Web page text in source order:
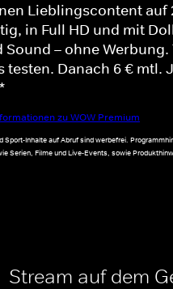
Lieblingscontent auf
in Full HD und mit
– ohne Werbung.
testen. Danach 6 € mtl.
zu WOW Premium
Sport-Inhalte auf Abruf sind werbefrei.
Serien, Filme und Live-Events, sowie
Stream auf dem